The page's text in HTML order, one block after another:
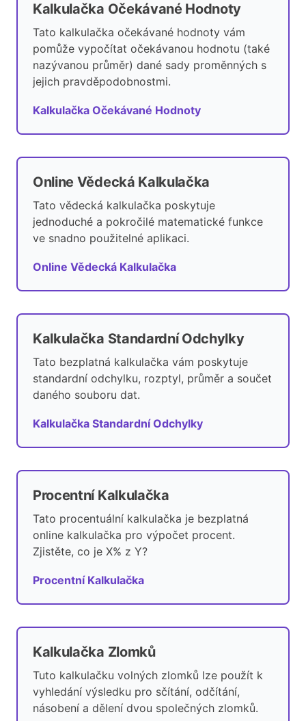
Kalkulačka Očekávané Hodnoty
Tato kalkulačka očekávané hodnoty vám
pomůže vypočítat očekávanou hodnotu (také
nazývanou průměr) dané sady proměnných s
jejich pravděpodobnostmi.
Kalkulačka Očekávané Hodnoty
Online Vědecká Kalkulačka
Tato vědecká kalkulačka poskytuje
jednoduché a pokročilé matematické funkce
ve snadno použitelné aplikaci.
Online Vědecká Kalkulačka
Kalkulačka Standardní Odchylky
Tato bezplatná kalkulačka vám poskytuje
standardní odchylku, rozptyl, průměr a součet
daného souboru dat.
Kalkulačka Standardní Odchylky
Procentní Kalkulačka
Tato procentuální kalkulačka je bezplatná
online kalkulačka pro výpočet procent.
Zjistěte, co je X% z Y?
Procentní Kalkulačka
Kalkulačka Zlomků
Tuto kalkulačku volných zlomků lze použít k
vyhledání výsledku pro sčítání, odčítání,
násobení a dělení dvou společných zlomků.